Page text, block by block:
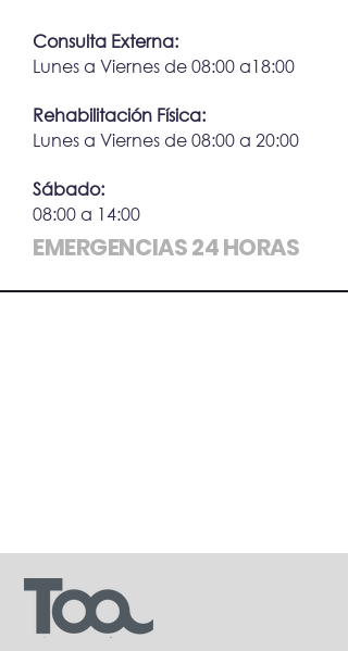
Consulta Externa:
Lunes a Viernes de 08:00 a18:00
Rehabilitación Física:
Lunes a Viernes de 08:00 a 20:00
Sábado:
08:00 a 14:00
EMERGENCIAS 24 HORAS